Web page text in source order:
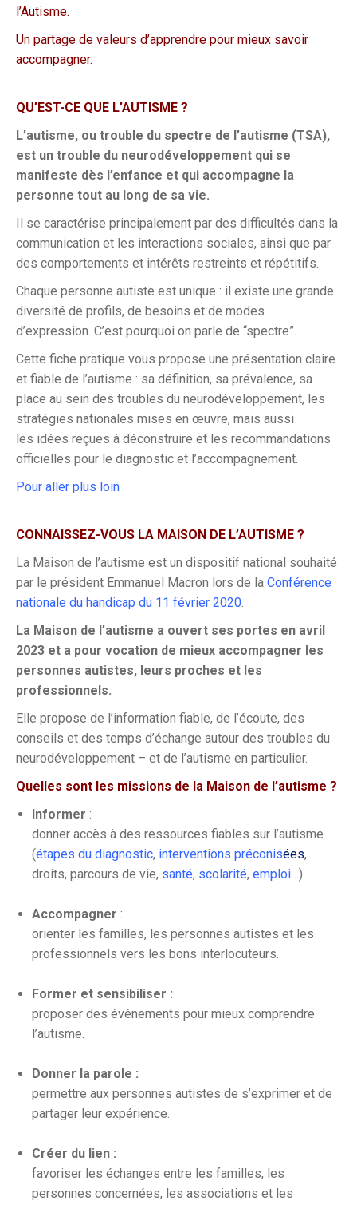
l’Autisme.
Un partage de valeurs d’apprendre pour mieux savoir
accompagner.
QU’EST-CE QUE L’AUTISME ?
L’autisme, ou trouble du spectre de l’autisme (TSA),
est un trouble du neurodéveloppement qui se
manifeste dès l’enfance et qui accompagne la
personne tout au long de sa vie.
Il se caractérise principalement par des difficultés dans la
communication et les interactions sociales, ainsi que par
des comportements et intérêts restreints et répétitifs.
Chaque personne autiste est unique : il existe une grande
diversité de profils, de besoins et de modes
d’expression. C’est pourquoi on parle de “spectre”.
Cette fiche pratique vous propose une présentation claire
et fiable de l’autisme : sa définition, sa prévalence, sa
place au sein des troubles du neurodéveloppement, les
stratégies nationales mises en œuvre, mais aussi
les idées reçues à déconstruire et les recommandations
officielles pour le diagnostic et l’accompagnement.
Pour aller plus loin
CONNAISSEZ-VOUS LA MAISON DE L’AUTISME ?
La Maison de l’autisme est un dispositif national souhaité
par le président Emmanuel Macron lors de la Conférence
nationale du handicap du 11 février 2020.
La Maison de l’autisme a ouvert ses portes en avril
2023 et a pour vocation de mieux accompagner les
personnes autistes, leurs proches et les
professionnels.
Elle propose de l’information fiable, de l’écoute, des
conseils et des temps d’échange autour des troubles du
neurodéveloppement – et de l’autisme en particulier.
Quelles sont les missions de la Maison de l’autisme ?
Informer :
donner accès à des ressources fiables sur l’autisme
(étapes du diagnostic, interventions préconisées,
droits, parcours de vie, santé, scolarité, emploi…)
Accompagner :
orienter les familles, les personnes autistes et les
professionnels vers les bons interlocuteurs.
Former et sensibiliser :
proposer des événements pour mieux comprendre
l’autisme.
Donner la parole :
permettre aux personnes autistes de s’exprimer et de
partager leur expérience.
Créer du lien :
favoriser les échanges entre les familles, les
personnes concernées, les associations et les